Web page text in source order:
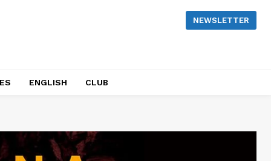
NEWSLETTER
ENGLISH CLUB